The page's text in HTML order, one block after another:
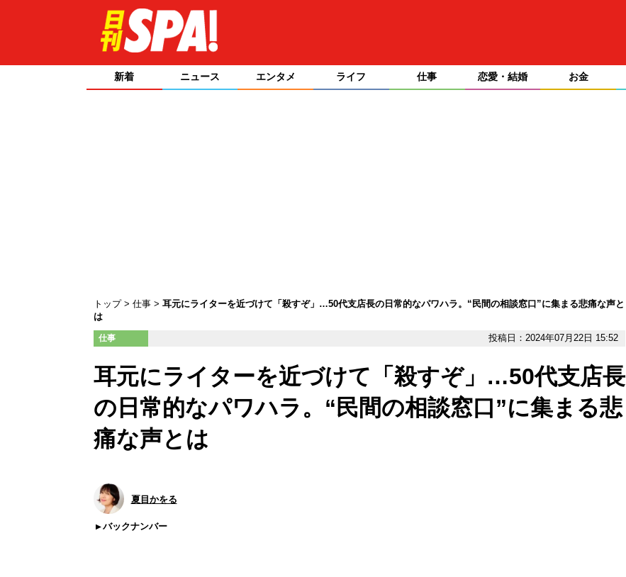
新着 ニュース エンタメ ライフ 仕事 恋愛・結婚 お金
トップ 仕事
耳元にライターを近づけて「殺すぞ」…50代支店長の日常的なパワハラ。“民間の相談窓口”に集まる悲痛な声と
は
仕事 投稿日：2024年07月22日 15:52
耳元にライターを近づけて「殺すぞ」…50代支店長
の日常的なパワハラ。“民間の相談窓口”に集まる悲
痛な声とは
夏目かをる
バックナンバー